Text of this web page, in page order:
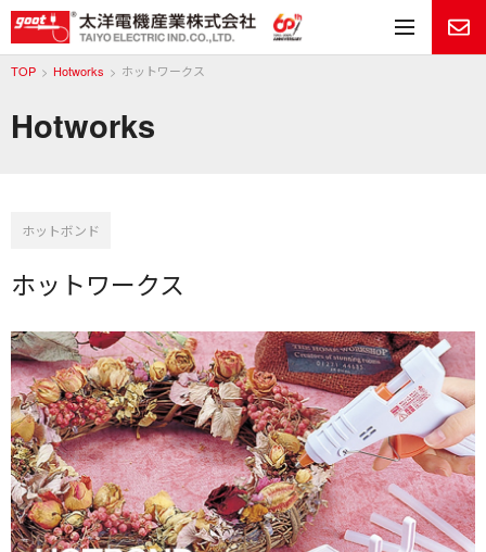
メ
Hotworks
TOP Hotworks ホットワークス
ホットボンド
ホットワークス